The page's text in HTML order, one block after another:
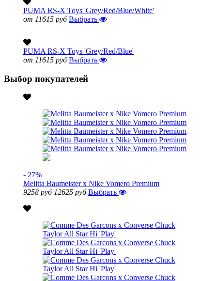
PUMA RS-X Toys 'Grey/Red/Blue/White'
от 11615 руб Выбрать
PUMA RS-X Toys 'Grey/Red/Blue'
от 11615 руб Выбрать
Выбор покупателей
- 27%
Melitta Baumeister x Nike Vomero Premium
9258 руб 12625 руб Выбрать